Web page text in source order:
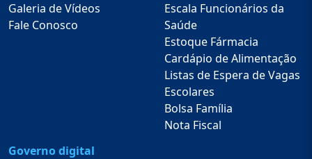
Galeria de Vídeos
Fale Conosco
Escala Funcionários da
Saúde
Estoque Fármacia
Cardápio de Alimentação
Listas de Espera de Vagas
Escolares
Bolsa Família
Nota Fiscal
Governo digital